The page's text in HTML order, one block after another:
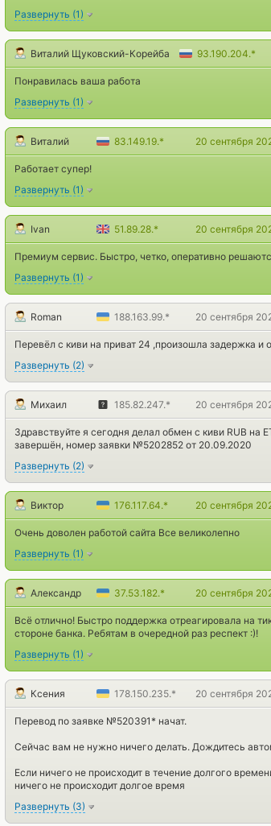
Развернуть (1)
Виталий Щуковский-Корейба 93.190.204.*
Понравилась ваша работа
Развернуть (1)
Виталий 83.149.19.* 20 сентября
Работает супер!
Развернуть (1)
Ivan 51.89.28.* 20 сентября
Премиум сервис. Быстро, четко, оперативно
Развернуть (1)
Roman 188.163.99.* 20 сентября
Перевёл с киви на приват 24 ,произошла задержка
Развернуть (2)
Михаил 185.82.247.* 20 сентября
Здравствуйте я сегодня делал обмен с киви RUB на
завершён, номер заявки №5202852 от 20.09.2020
Развернуть (2)
Виктор 176.117.64.* 20 сентября
Очень доволен работой сайта Все великолепно
Развернуть (1)
Александр 37.53.182.* 20 сентября
Всё отлично! Быстро поддержка отреагировала на
стороне банка. Ребятам в очередной раз респект :)!
Развернуть (1)
Ксения 178.150.235.* 20 сентября
Перевод по заявке №520391* начат.
Сейчас вам не нужно ничего делать. Дождитесь
Если ничего не происходит в течение долгого
ничего не происходит долгое время
Развернуть (3)